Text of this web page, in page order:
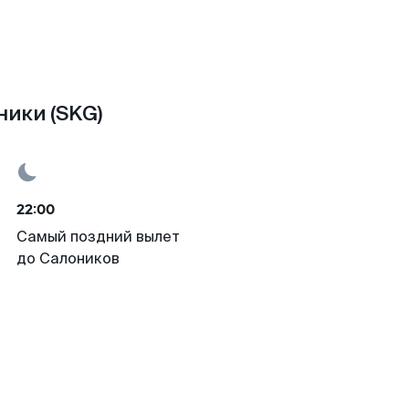
(SKG)
22:00
Самый поздний вылет
до Салоников